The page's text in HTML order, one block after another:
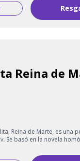
Reina de
Reina de Marte, es una
Se basó en la novela